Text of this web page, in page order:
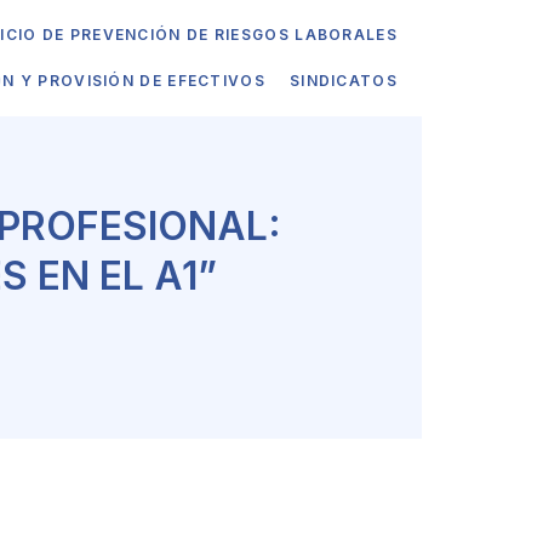
DE PREVENCIÓN DE RIESGOS LABORALES
Y PROVISIÓN DE EFECTIVOS SINDICATOS
EN EL A1”